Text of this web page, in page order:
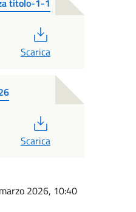
Scarica
Scarica
2026, 10:40